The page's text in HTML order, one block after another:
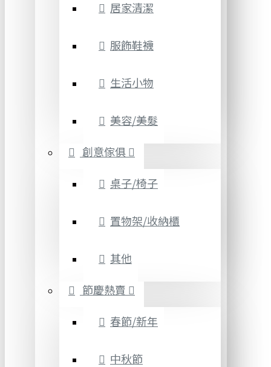
居家清潔
服飾鞋襪
生活小物
美容/美髮
創意傢俱
桌子/椅子
置物架/收納櫃
其他
節慶熱賣
春節/新年
中秋節